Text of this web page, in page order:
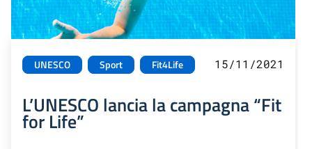
UNESCO Sport Fit4Life 15/11/2021
L’UNESCO lancia la campagna “Fit
for Life”